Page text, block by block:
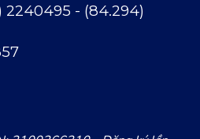
- (84.294)